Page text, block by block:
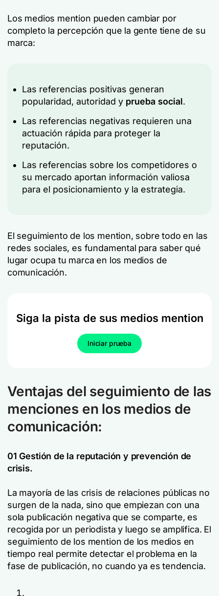
Los medios mention pueden cambiar por
completo la percepción que la gente tiene de su
marca:
Las referencias positivas generan
popularidad, autoridad y prueba social.
Las referencias negativas requieren una
actuación rápida para proteger la
reputación.
Las referencias sobre los competidores o
su mercado aportan información valiosa
para el posicionamiento y la estrategia.
El seguimiento de los mention, sobre todo en las
redes sociales, es fundamental para saber qué
lugar ocupa tu marca en los medios de
comunicación.
Siga la pista de sus medios mention
Iniciar prueba
Ventajas del seguimiento de las
menciones en los medios de
comunicación:
01 Gestión de la reputación y prevención de
crisis.
La mayoría de las crisis de relaciones públicas no
surgen de la nada, sino que empiezan con una
sola publicación negativa que se comparte, es
recogida por un periodista y luego se amplifica. El
seguimiento de los mention de los medios en
tiempo real permite detectar el problema en la
fase de publicación, no cuando ya es tendencia.